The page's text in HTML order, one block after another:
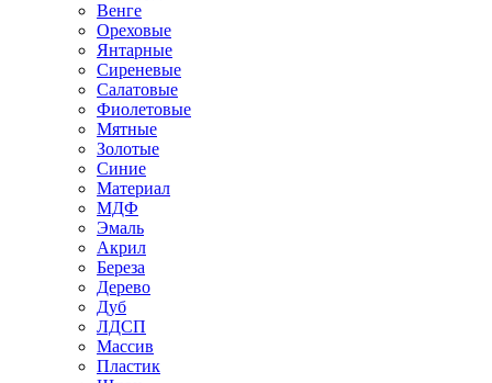
Венге
Ореховые
Янтарные
Сиреневые
Салатовые
Фиолетовые
Мятные
Золотые
Синие
Материал
МДФ
Эмаль
Акрил
Береза
Дерево
Дуб
ЛДСП
Массив
Пластик